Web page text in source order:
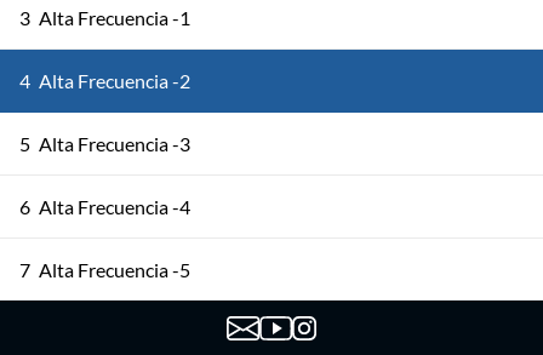
3 Alta Frecuencia -1
4 Alta Frecuencia -2
5 Alta Frecuencia -3
6 Alta Frecuencia -4
7 Alta Frecuencia -5